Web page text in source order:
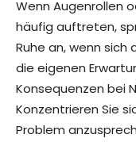
Wenn Augenrollen
häufig auftreten,
Ruhe an, wenn sich
die eigenen
Konsequenzen bei
Konzentrieren Sie
Problem